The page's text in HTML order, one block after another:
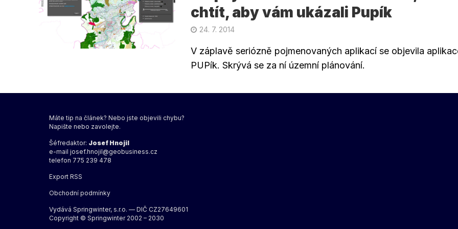
chtít, aby vám ukázali Pupík
24. 7. 2014
V záplavě seriózně pojmenovaných aplikací se objevila
PUPík. Skrývá se za ní územní plánování.
Máte tip na článek? Nebo jste objevili chybu?
Napište nebo zavolejte.
Šéfredaktor: Josef Hnojil
e-mail josef.hnojil@geobusiness.cz
telefon 775 239 478
Export RSS
Obchodní podmínky
Vydává Springwinter, s.r.o. — DIČ CZ27649601
Copyright © Springwinter 2002 – 2030